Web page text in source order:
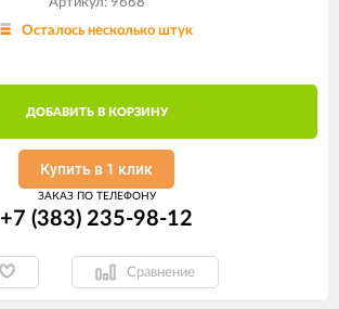
Осталось несколько штук
ДОБАВИТЬ В КОРЗИНУ
Купить в 1 клик
ЗАКАЗ ПО ТЕЛЕФОНУ
+7 (383) 235-98-12
Сравнение